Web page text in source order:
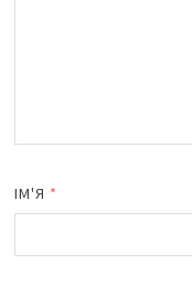
ІМ'Я *